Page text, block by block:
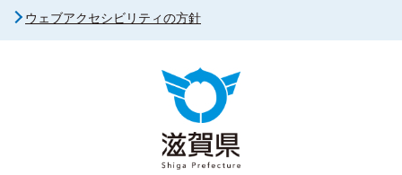
ウェブアクセシビリティの方針